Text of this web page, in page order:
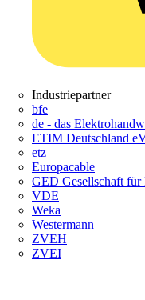
Industriepartner
bfe
de - das
ETIM Deutschland
etz
Europacable
GED Gesellschaft
VDE
Weka
Westermann
ZVEH
ZVEI